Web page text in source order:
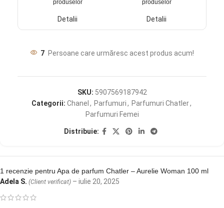
produselor
Detalii
produselor
Detalii
7 Persoane care urmăresc acest produs acum!
SKU: 5907569187942
Categorii: Chanel , Parfumuri, Parfumuri Chatler,
Parfumuri Femei
Distribuie:
1 recenzie pentru Apa de parfum Chatler – Aurelie Woman 100 ml
Adela S. (Client verificat) – iulie 20, 2025